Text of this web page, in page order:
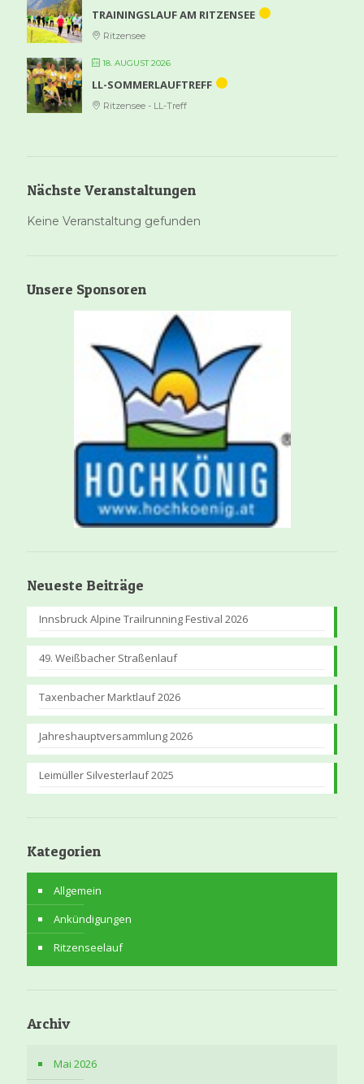
TRAININGSLAUF AM RITZENSEE
Ritzensee
18. AUGUST 2026
LL-SOMMERLAUFTREFF
Ritzensee - LL-Treff
Nächste Veranstaltungen
Keine Veranstaltung gefunden
Unsere Sponsoren
Neueste Beiträge
Innsbruck Alpine Trailrunning Festival 2026
49. Weißbacher Straßenlauf
Taxenbacher Marktlauf 2026
Jahreshauptversammlung 2026
Leimüller Silvesterlauf 2025
Kategorien
Allgemein
Ankündigungen
Ritzenseelauf
Archiv
Mai 2026